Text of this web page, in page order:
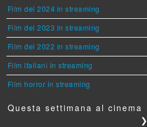
Film del 2024 in streaming
Film del 2023 in streaming
Film del 2022 in streaming
Film italiani in streaming
Film horror in streaming
Questa settimana al cinema
❯